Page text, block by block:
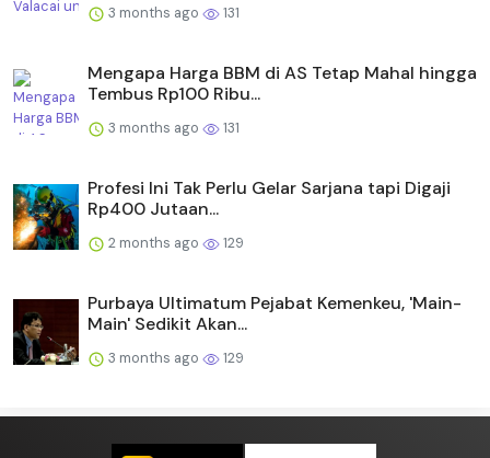
3 months ago 131
Mengapa Harga BBM di AS Tetap Mahal hingga
Tembus Rp100 Ribu...
3 months ago 131
Profesi Ini Tak Perlu Gelar Sarjana tapi Digaji
Rp400 Jutaan...
2 months ago 129
Purbaya Ultimatum Pejabat Kemenkeu, 'Main-
Main' Sedikit Akan...
3 months ago 129